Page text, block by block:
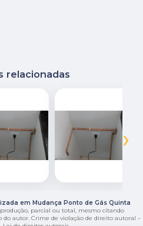
relacionadas
›
em Mudança Ponto de Gás Quinta
parcial ou total, mesmo citando
do autor. Crime de violação de direito autoral –